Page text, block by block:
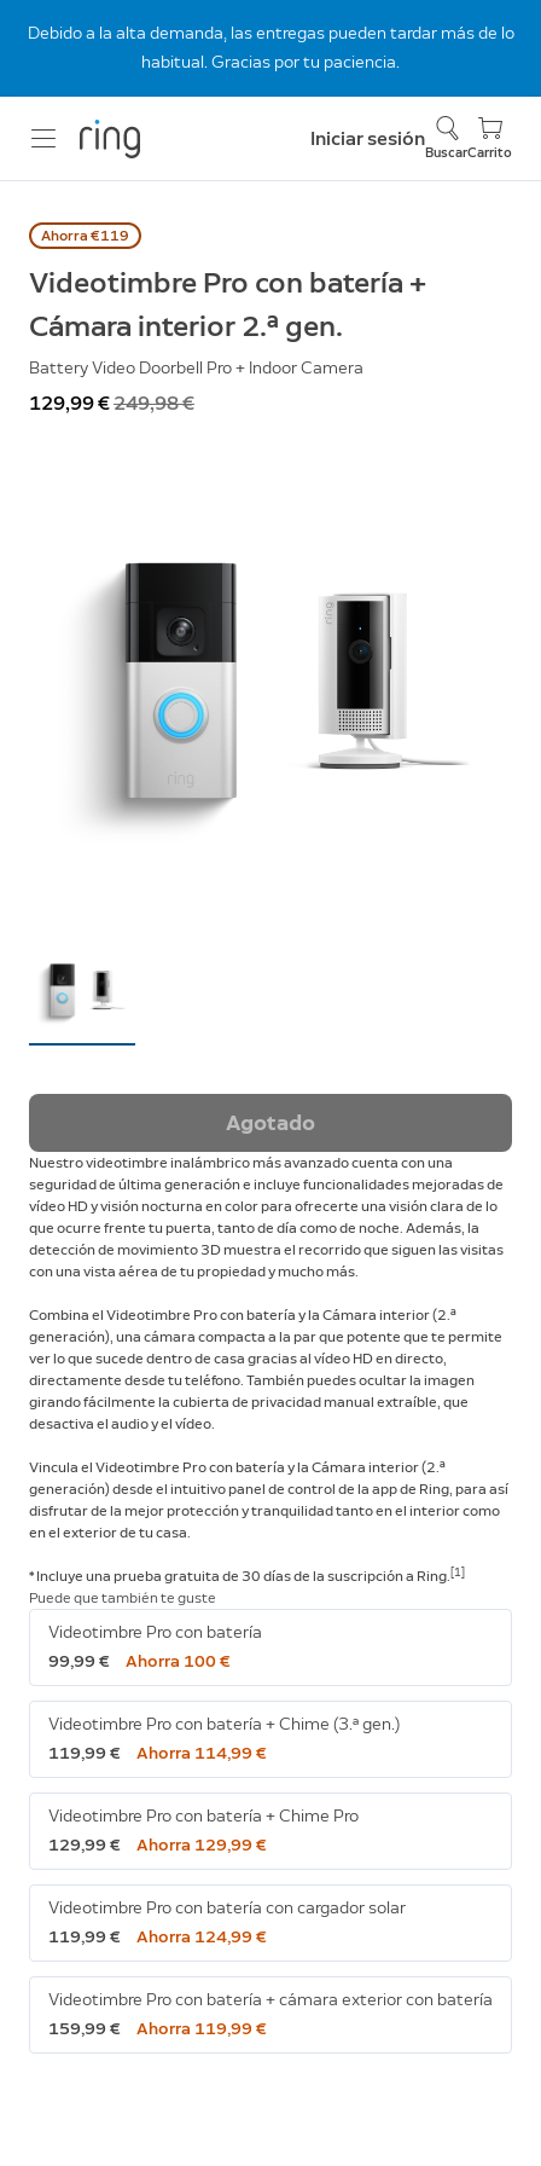
Debido a la alta demanda, las entregas pueden tardar más de lo
habitual. Gracias por tu paciencia.
Iniciar sesión
BuscarCarrito
Ahorra €119
Videotimbre Pro con batería +
Cámara interior 2.ª gen.
Battery Video Doorbell Pro + Indoor Camera
Ahora
129,99 €Antes
249,98 €
Agotado
Nuestro videotimbre inalámbrico más avanzado cuenta con una
seguridad de última generación e incluye funcionalidades mejoradas de
vídeo HD y visión nocturna en color para ofrecerte una visión clara de lo
que ocurre frente tu puerta, tanto de día como de noche. Además, la
detección de movimiento 3D muestra el recorrido que siguen las visitas
con una vista aérea de tu propiedad y mucho más.
Combina el Videotimbre Pro con batería y la Cámara interior (2.ª
generación), una cámara compacta a la par que potente que te permite
ver lo que sucede dentro de casa gracias al vídeo HD en directo,
directamente desde tu teléfono. También puedes ocultar la imagen
girando fácilmente la cubierta de privacidad manual extraíble, que
desactiva el audio y el vídeo.
Vincula el Videotimbre Pro con batería y la Cámara interior (2.ª
generación) desde el intuitivo panel de control de la app de Ring, para así
disfrutar de la mejor protección y tranquilidad tanto en el interior como
en el exterior de tu casa.
* Incluye una prueba gratuita de 30 días de la suscripción a Ring.[1]
Puede que también te guste
Videotimbre Pro con batería
99,99 €
Ahorra 100 €
Videotimbre Pro con batería + Chime (3.ª gen.)
119,99 €
Ahorra 114,99 €
Videotimbre Pro con batería + Chime Pro
129,99 €
Ahorra 129,99 €
Videotimbre Pro con batería con cargador solar
119,99 €
Ahorra 124,99 €
Videotimbre Pro con batería + cámara exterior con batería
159,99 €
Ahorra 119,99 €